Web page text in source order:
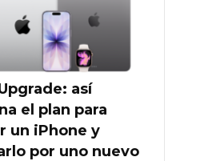
así
el plan para
un iPhone y
por uno nuevo